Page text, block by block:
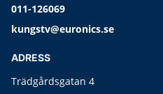
011-126069
kungstv@euronics.se
ADRESS
Trädgårdsgatan 4